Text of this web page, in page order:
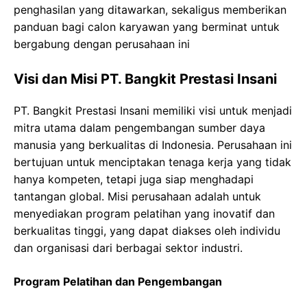
penghasilan yang ditawarkan, sekaligus memberikan
panduan bagi calon karyawan yang berminat untuk
bergabung dengan perusahaan ini
Visi dan Misi PT. Bangkit Prestasi Insani
PT. Bangkit Prestasi Insani memiliki visi untuk menjadi
mitra utama dalam pengembangan sumber daya
manusia yang berkualitas di Indonesia. Perusahaan ini
bertujuan untuk menciptakan tenaga kerja yang tidak
hanya kompeten, tetapi juga siap menghadapi
tantangan global. Misi perusahaan adalah untuk
menyediakan program pelatihan yang inovatif dan
berkualitas tinggi, yang dapat diakses oleh individu
dan organisasi dari berbagai sektor industri.
Program Pelatihan dan Pengembangan